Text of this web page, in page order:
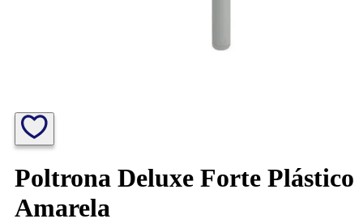
Poltrona Deluxe Forte Plástico
Amarela